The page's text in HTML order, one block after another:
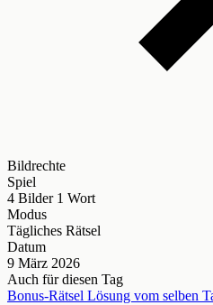
Bildrechte
Spiel
4 Bilder 1 Wort
Modus
Tägliches Rätsel
Datum
9 März 2026
Auch für diesen Tag
Bonus-Rätsel Lösung vom selben